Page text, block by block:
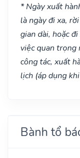
* Ngày xuất
là ngày đi xa,
gian dài, hoặc
việc quan trọng
công tác, xuất
lịch (áp dụng
Bành tổ